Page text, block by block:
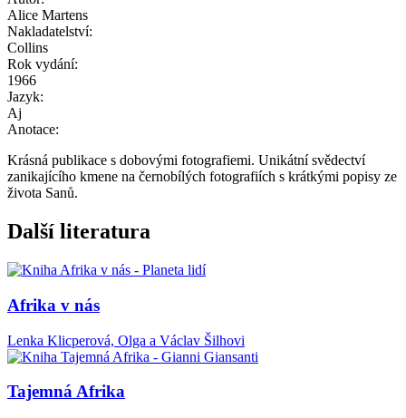
Alice Martens
Nakladatelství:
Collins
Rok vydání:
1966
Jazyk:
Aj
Anotace:
Krásná publikace s dobovými fotografiemi. Unikátní svědectví
zanikajícího kmene na černobílých fotografiích s krátkými popisy ze
života Sanů.
Další literatura
Afrika v nás
Lenka Klicperová, Olga a Václav Šilhovi
Tajemná Afrika